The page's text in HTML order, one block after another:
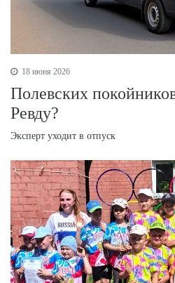
18 июня 2026
Полевских
Ревду?
Эксперт уходит в отпуск